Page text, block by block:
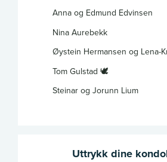
Anna og Edmund Edvinsen
Nina Aurebekk
Øystein Hermansen og Lena-
Tom Gulstad 🕊️
Steinar og Jorunn Lium
Uttrykk dine